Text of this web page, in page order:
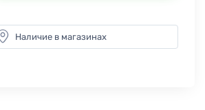
Наличие в магазинах